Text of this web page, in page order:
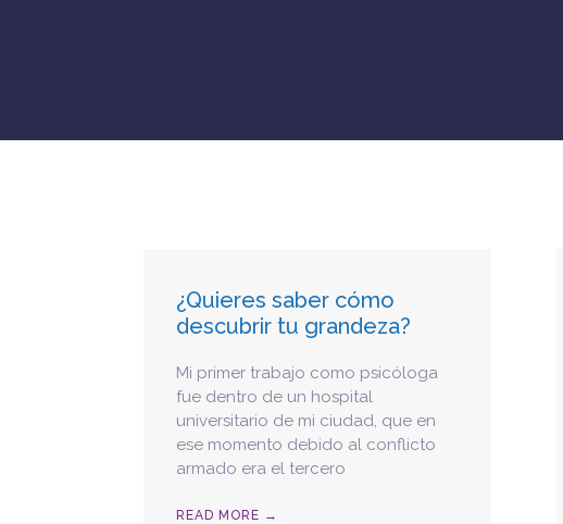
¿Quieres saber cómo
descubrir tu grandeza?
Mi primer trabajo como psicóloga
fue dentro de un hospital
universitario de mi ciudad, que en
ese momento debido al conflicto
armado era el tercero
READ MORE →